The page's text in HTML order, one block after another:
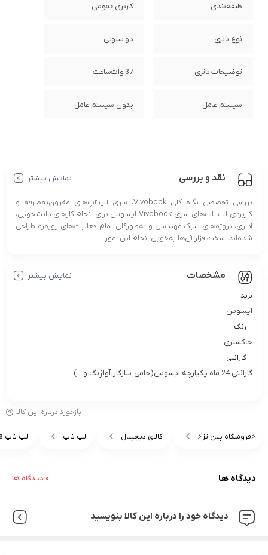
طبقه‌بندی کاربری عمومی
نوع باتری دو سلولی
توضیحات باتری 37 وات‌ساعت
سیستم عامل بدون سیستم عامل
نقد و بررسی نمایش بیشتر
بررسی تخصصی نگاه کلی Vivobook، سری لپ‌تاپ‌های مقرون‌به‌صرفه و
کاربردی لپ تاپ‌های سری Vivobook ایسوس برای انجام کارهای دانشجویی،
اداری، پروژه‌های سبک مهندسی و به‌طورکلی تمام فعالیت‌های روزمره طراحی
شده‌اند. سخت‌افزار آن‌ها به‌خوبی انجام این امور...
مشخصات نمایش بیشتر
برند
ایسوس
رنگ
خاکستری
گارانتی
گارانتی 24 ماه یکپارچه ایسوس(حامی-سازگار-آواژنگ و…)
بازخورد درباره این کالا
⚡️فروشگاه پین تز⚡️ کالای دیجیتال لپ تاپ لپ تاپ Asus
دیدگاه ها 0 دیدگاه ها
دیدگاه خود را درباره این کالا بنویسید